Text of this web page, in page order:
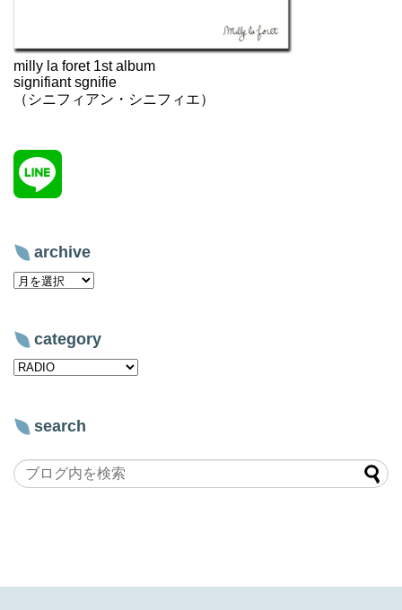
milly la foret 1st album
signifiant sgnifie
（シニフィアン・シニフィエ）
archive
category
search